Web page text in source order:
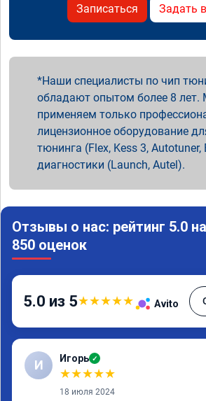
Записаться Задать
Наши специалисты по чип
обладают опытом более 8
применяем только
лицензионное оборудование
тюнинга (Flex, Kess 3, Autotuner,
диагностики (Launch, Autel).
Отзывы о нас: рейтинг 5.0
850 оценок
5.0 из 5★★★★★ Avito
И Игорь ✓
★★★★★
18 июля 2024